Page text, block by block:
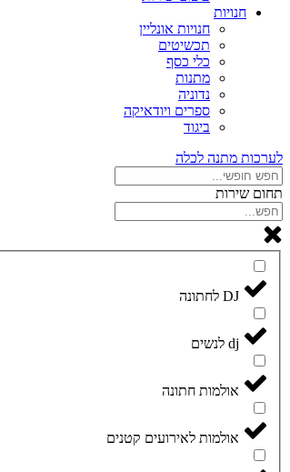
חנויות
חנויות אונליין
תכשיטים
כלי כסף
מתנות
נדוניה
ספרים ויודאיקה
ביגוד
לערכות מתנה לכלה
תחום שירות
DJ לחתונה
dj לנשים
אולמות חתונה
אולמות לאירועים קטנים